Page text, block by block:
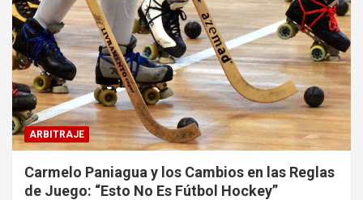
ARBITRAJE
Carmelo Paniagua y los Cambios en las Reglas
de Juego: “Esto No Es Fútbol Hockey”